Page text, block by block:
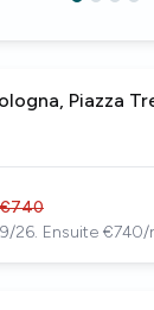
Piazza
€740
26. Ensuite €740/